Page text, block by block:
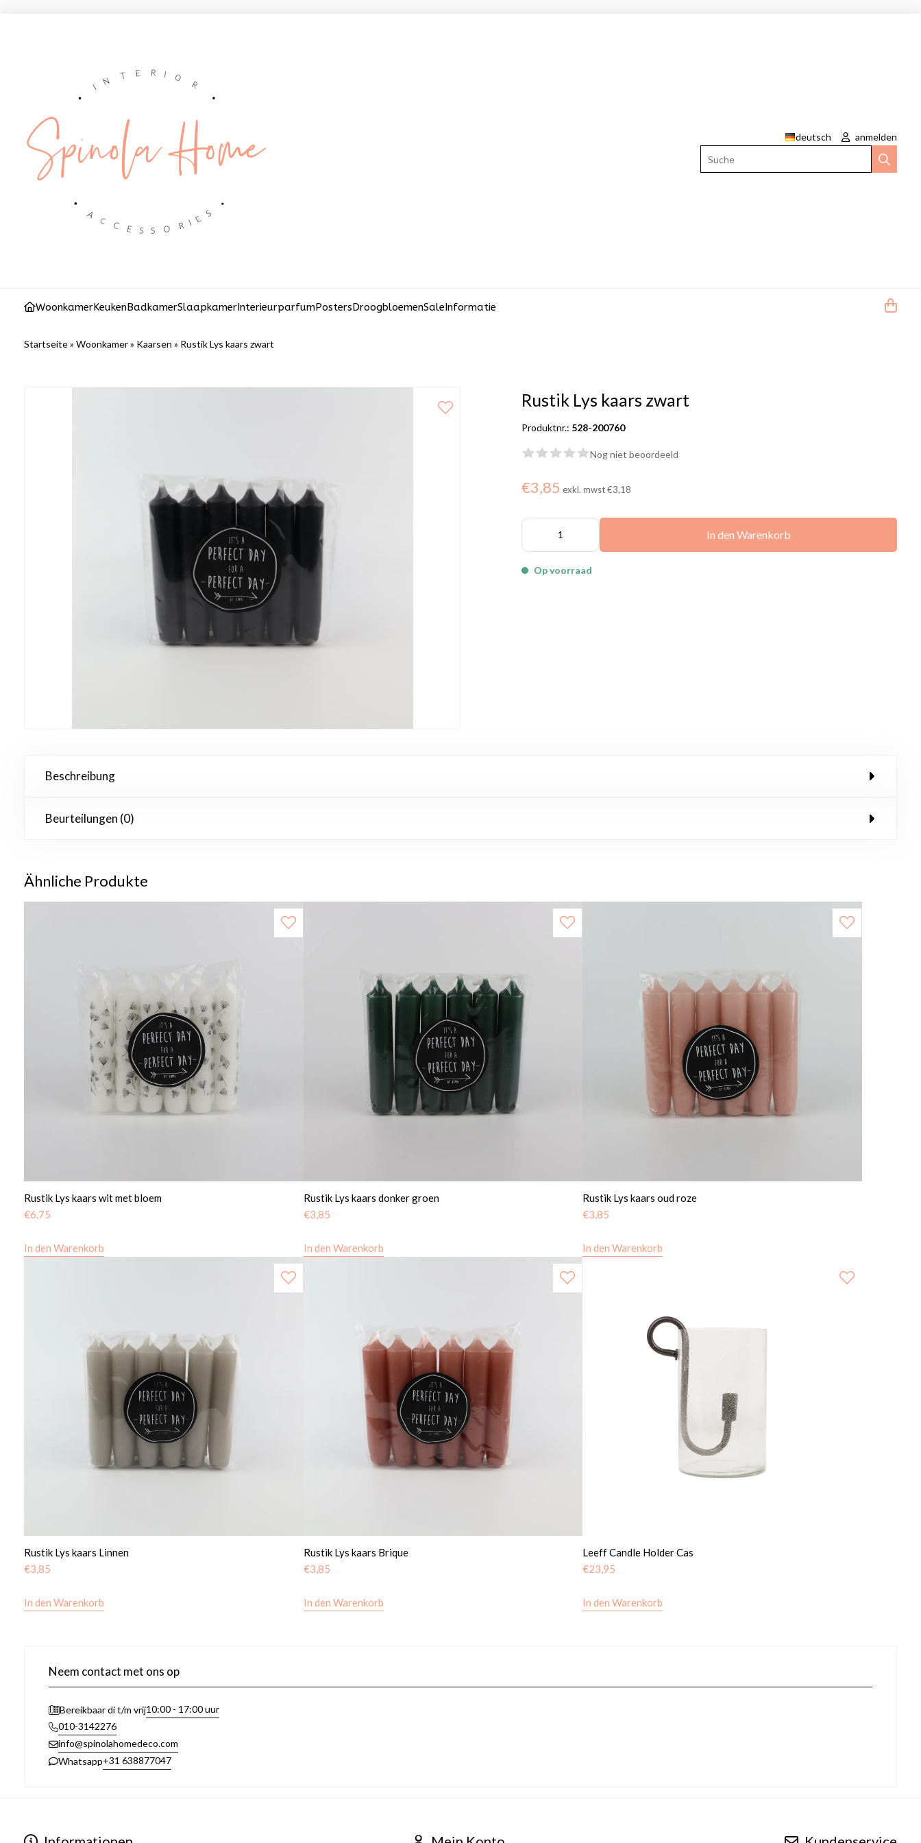
deutsch
anmelden
WoonkamerKeukenBadkamerSlaapkamerInterieurparfumPostersDroogbloemenSaleInformatie
Startseite» Woonkamer» Kaarsen » Rustik Lys kaars zwart
Rustik Lys kaars zwart
Produktnr.: 528-200760
Nog niet beoordeeld
€3,85 exkl. mwst€3,18
In den Warenkorb
Op voorraad
Beschreibung
Beurteilungen (0)
Ähnliche Produkte
Rustik Lys kaars wit met bloem
€6,75
In den Warenkorb
Rustik Lys kaars donker groen
€3,85
In den Warenkorb
Rustik Lys kaars oud roze
€3,85
In den Warenkorb
Rustik Lys kaars Linnen
€3,85
In den Warenkorb
Rustik Lys kaars Brique
€3,85
In den Warenkorb
Leeff Candle Holder Cas
€23,95
In den Warenkorb
Neem contact met ons op
Bereikbaar di t/m vrij10:00 - 17:00 uur
010-3142276
info@spinolahomedeco.com
Whatsapp+31 638877047